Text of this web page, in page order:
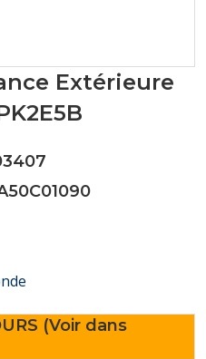
Extérieure
(Voir dans